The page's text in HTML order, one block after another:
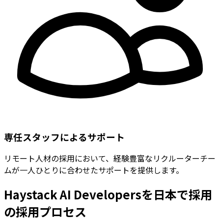
専任スタッフによるサポート
リモート人材の採用において、経験豊富なリクルーターチー
ムが一人ひとりに合わせたサポートを提供します。
Haystack AI Developersを日本で採用
の採用プロセス